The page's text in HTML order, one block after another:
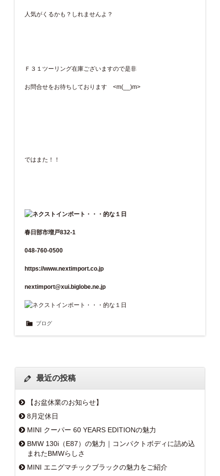
人気がくるかも？しれませんよ？
Ｆ３１ツーリング在庫ございますので是非
お問合せをお待ちしております <m(__)m>
ではまた！！
春日部市増戸832-1
048-760-0500
https://www.nextimport.co.jp
nextimport@xui.biglobe.ne.jp
ブログ
最近の投稿
【お盆休業のお知らせ】
8月定休日
MINI クーパー 60 YEARS EDITIONの魅力
BMW 130i（E87）の魅力｜コンパクトボディに詰め込
まれたBMWらしさ
MINI エニグマチックブラックの魅力をご紹介